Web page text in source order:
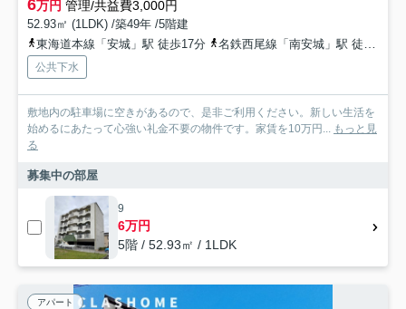
6万円 管理/共益費3,000円
52.93㎡ (1LDK) /築49年 /5階建
東海道本線「安城」駅 徒歩17分
名鉄西尾線「南安城」駅 徒歩21分
公共下水
敷地内の駐車場に空きがあるので、是非ご利用ください。新しい生活を
始めるにあたって心強い礼金不要の物件です。家賃を10万円... もっと見
る
募集中の部屋
9
6万円
5階 / 52.93㎡ / 1LDK
アパート